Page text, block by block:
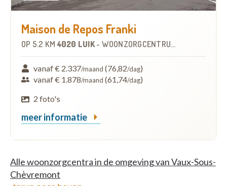
Maison de Repos Franki
OP 5.2 KM 4020 LUIK- WOONZORGCENTRUM (WZC)
vanaf € 2.337/maand (76,82/dag)
vanaf € 1.878/maand (61,74/dag)
2 foto's
meer informatie
Alle woonzorgcentra in de omgeving van Vaux-Sous-
Chèvremont